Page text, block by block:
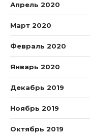
Апрель 2020
Март 2020
Февраль 2020
Январь 2020
Декабрь 2019
Ноябрь 2019
Октябрь 2019